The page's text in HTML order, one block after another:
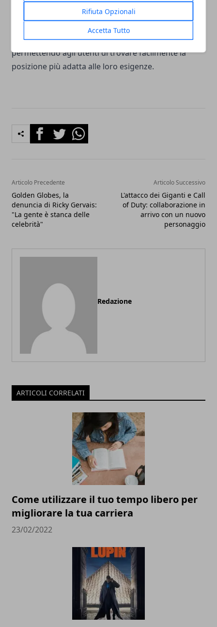
Rifiuta Opzionali
Accetta Tutto
di trovare e cercare lavoro in modo semplice e
veloce. Grazie alla sua interfaccia intuitiva e facile da
usare offre una vasta selezione di annunci di lavoro,
permettendo agli utenti di trovare facilmente la
posizione più adatta alle loro esigenze.
FacebookTwitterWhatsapp
Articolo Precedente
Golden Globes, la
denuncia di Ricky Gervais:
"La gente è stanca delle
celebrità"
Articolo Successivo
L'attacco dei Giganti e Call
of Duty: collaborazione in
arrivo con un nuovo
personaggio
Redazione
ARTICOLI CORRELATI
Come utilizzare il tuo tempo libero per
migliorare la tua carriera
23/02/2022